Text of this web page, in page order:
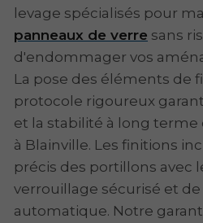
levage spécialisés pour
panneaux de verre sans
d'endommager vos
La pose des éléments de
protocole rigoureux
et la stabilité à long
à Blainville. Les finitions
précis des portillons avec
verrouillage sécurisé et
automatique. Notre